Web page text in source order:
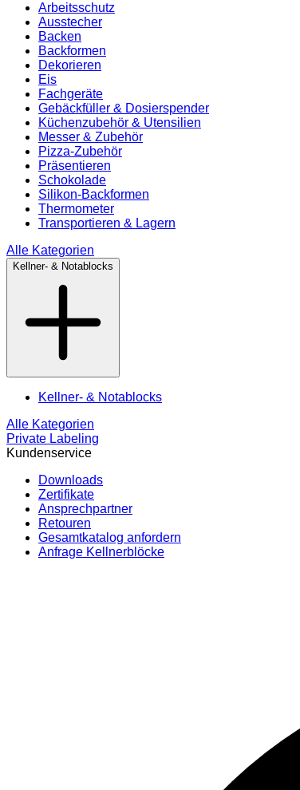
Arbeitsschutz
Ausstecher
Backen
Backformen
Dekorieren
Eis
Fachgeräte
Gebäckfüller & Dosierspender
Küchenzubehör & Utensilien
Messer & Zubehör
Pizza-Zubehör
Präsentieren
Schokolade
Silikon-Backformen
Thermometer
Transportieren & Lagern
Alle Kategorien
Kellner- & Notablocks
Kellner- & Notablocks
Alle Kategorien
Private Labeling
Kundenservice
Downloads
Zertifikate
Ansprechpartner
Retouren
Gesamtkatalog anfordern
Anfrage Kellnerblöcke